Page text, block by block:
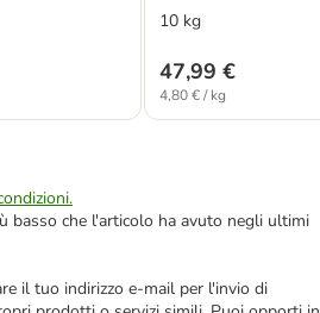
10 kg
47,99 €
4,80 € / kg
basso che l'articolo ha avuto negli ultimi
il tuo indirizzo e-mail per l'invio di